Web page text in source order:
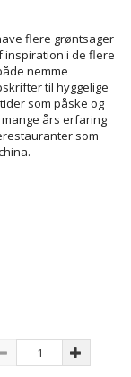
flere grøntsager
inspiration i de flere
nemme
til hyggelige
som påske og
års erfaring
som